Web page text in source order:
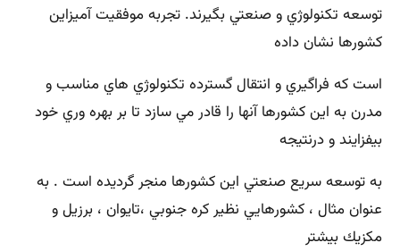
توسعه تكنولوژي و صنعتي بگيرند. تجربه موفقيت آميزاين
كشورها نشان داده
است كه فراگيري و انتقال گسترده تكنولوژي هاي مناسب و
مدرن به اين كشورها آنها را قادر مي سازد تا بر بهره وري خود
بيفزايند و درنتيجه
به توسعه سريع صنعتي اين كشورها منجر گرديده است . به
عنوان مثال ، كشورهايي نظير كره جنوبي ،تايوان ، برزيل و
مكزيك بيشتر